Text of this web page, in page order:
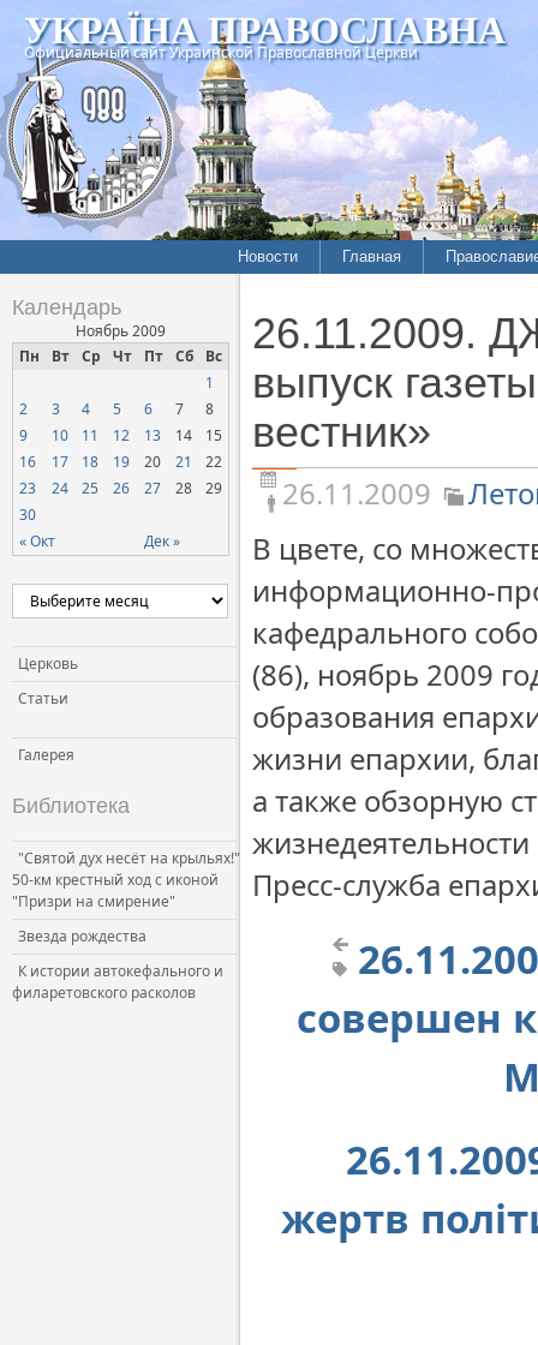
УКРАЇНА ПРАВОСЛАВНА
Официальный сайт Украинской Православной Церкви
Новости
Межконфессиональные
отношения
Нарушения прав
верующих
Официальная хроника
Расколы, ереси, секты
СОЦИАЛЬНОЕ
Церковь и власть
Церковь и общество
Церковь и СМИ
Главная
История
Хроники
Календарь
Ноябрь 2009
Пн
Вт Ср Чт Пт Сб Вс
« Окт Дек »
1
2
3 4 5 6 7
8
9
10 11 12 13 14
15
16
17 18 19 20 21
22
23
24 25 26 27 28
29
30
Церковь
Статьи
Галерея
Библиотека
"Святой дух несёт на крыльях!"
50-км крестный ход с иконой
"Призри на смирение"
Звезда рождества
К истории автокефального и
филаретовского расколов
26.11.2009.
выпуск
вестник»
26.11.2009
В цвете, со
информационно-
кафедрального
(86), ноябрь 2009
образования
жизни епархии,
а также обзорную
Пресс-служба
совершен
жертв